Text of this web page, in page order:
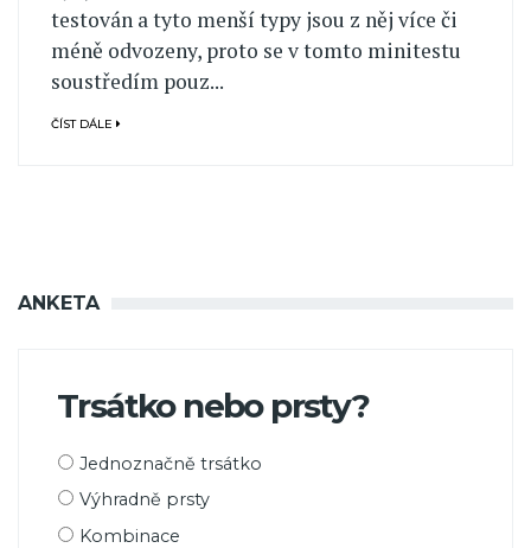
testován a tyto menší typy jsou z něj více či
méně odvozeny, proto se v tomto minitestu
soustředím pouz...
ČÍST DÁLE
ANKETA
Trsátko nebo prsty?
Možnosti
Jednoznačně trsátko
Výhradně prsty
Kombinace